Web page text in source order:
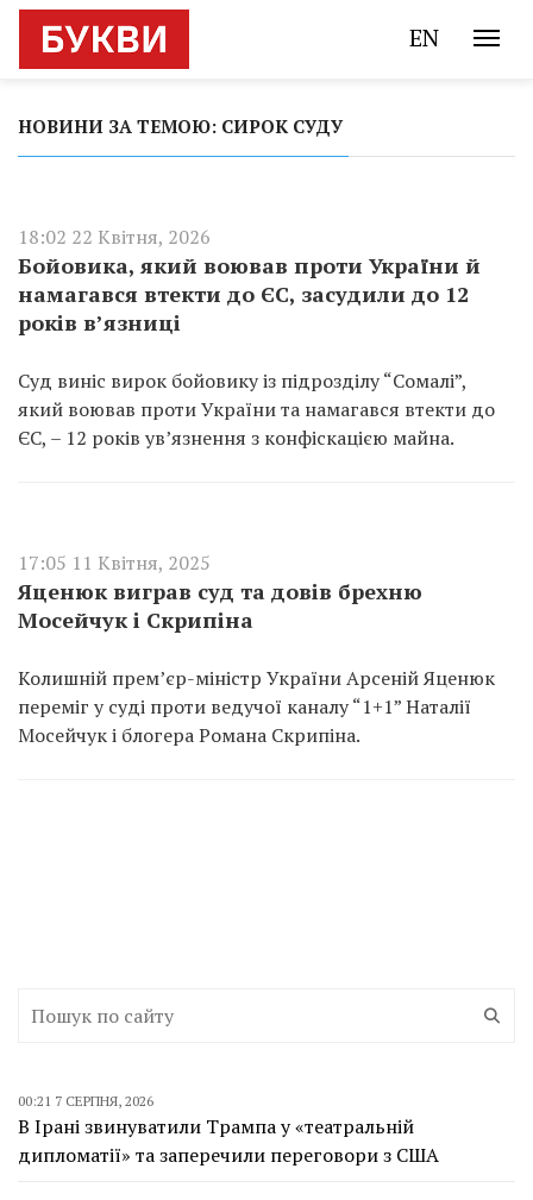
EN
НОВИНИ ЗА ТЕМОЮ: СИРОК СУДУ
18:02 22 Квітня, 2026
Бойовика, який воював проти України й
намагався втекти до ЄС, засудили до 12
років в’язниці
Суд виніс вирок бойовику із підрозділу “Сомалі”,
який воював проти України та намагався втекти до
ЄС, – 12 років ув’язнення з конфіскацією майна.
17:05 11 Квітня, 2025
Яценюк виграв суд та довів брехню
Мосейчук і Скрипіна
Колишній прем’єр-міністр України Арсеній Яценюк
переміг у суді проти ведучої каналу “1+1” Наталії
Мосейчук і блогера Романа Скрипіна.
00:21 7 СЕРПНЯ, 2026
В Ірані звинуватили Трампа у «театральній
дипломатії» та заперечили переговори з США